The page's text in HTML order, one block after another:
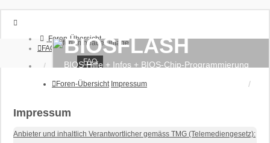
Foren-Übersicht
FAQ
Anmelden
BIOSFLASH
BIOS Hilfe + Infos + BIOS-Chip-Programmierung
FAQ
Foren-Übersicht Impressum
Impressum
Anbieter und inhaltlich Verantwortlicher gemäss TMG (Telemediengesetz):